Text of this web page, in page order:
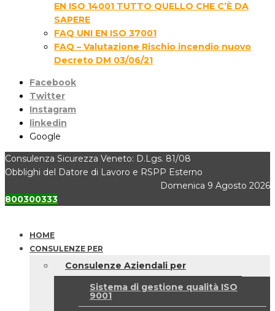
EN ISO 14001 TUTTO QUELLO CHE C’È DA
SAPERE
FAQ UNI EN ISO 37001
FAQ – Valutazione Rischio incendio nuovo
Decreto DM 03/06/21
Facebook
Twitter
Instagram
linkedin
Google
Consulenza Sicurezza Veneto: D.Lgs. 81/08
Obblighi del Datore di Lavoro e RSPP Esterno
Domenica 9 Agosto 2026
800300333
HOME
CONSULENZE PER
Consulenze Aziendali per
Sistema di gestione qualità ISO
9001